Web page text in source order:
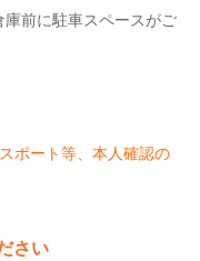
前に駐車スペースがご
ポート等、本人確認の
さい